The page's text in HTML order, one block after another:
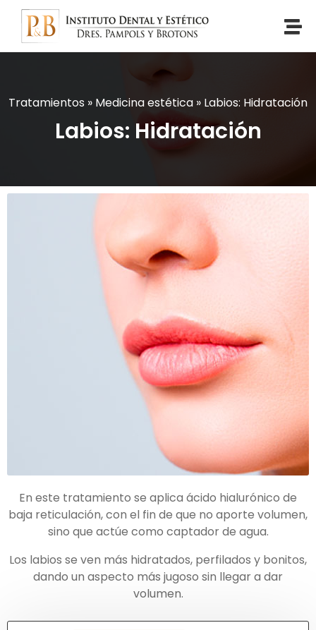
Tratamientos » Medicina estética » Labios: Hidratación
Labios: Hidratación
En este tratamiento se aplica ácido hialurónico de
baja reticulación, con el fin de que no aporte volumen,
sino que actúe como captador de agua.
Los labios se ven más hidratados, perfilados y bonitos,
dando un aspecto más jugoso sin llegar a dar
volumen.